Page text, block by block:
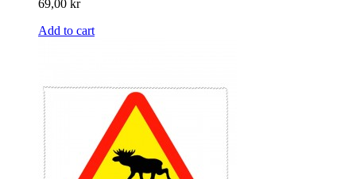
69,00 kr
Add to cart